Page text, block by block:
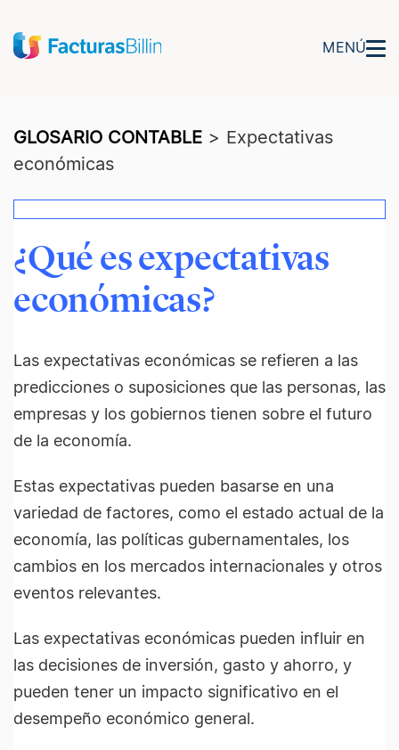
MENÚ
GLOSARIO CONTABLE > Expectativas
económicas
¿Qué es expectativas
económicas?
Las expectativas económicas se refieren a las
predicciones o suposiciones que las personas, las
empresas y los gobiernos tienen sobre el futuro
de la economía.
Estas expectativas pueden basarse en una
variedad de factores, como el estado actual de la
economía, las políticas gubernamentales, los
cambios en los mercados internacionales y otros
eventos relevantes.
Las expectativas económicas pueden influir en
las decisiones de inversión, gasto y ahorro, y
pueden tener un impacto significativo en el
desempeño económico general.